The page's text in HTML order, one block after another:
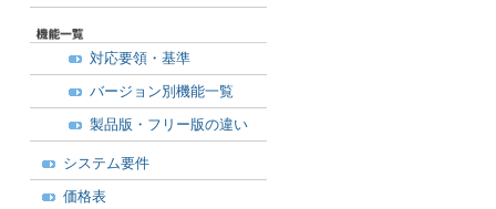
対応要領・基準
バージョン別機能一覧
製品版・フリー版の違い
システム要件
価格表